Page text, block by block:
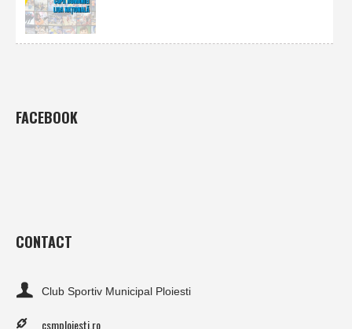
FACEBOOK
CONTACT
Club Sportiv Municipal Ploiesti
csmploiesti.ro